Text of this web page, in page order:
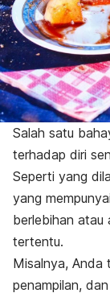
Salah satu
terhadap diri
Seperti yang
yang
berlebihan atau
tertentu.
Misalnya, Anda
penampilan,